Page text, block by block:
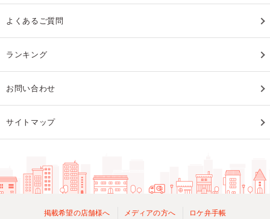
よくあるご質問
ランキング
お問い合わせ
サイトマップ
掲載希望の店舗様へ メディアの方へ ロケ弁手帳